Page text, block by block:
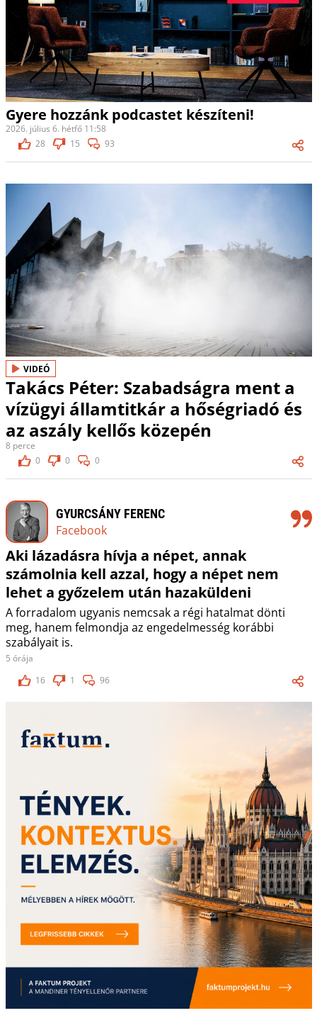
Gyere hozzánk podcastet készíteni!
2026. július 6. hétfő 11:58
28
15 93
VIDEÓ
Takács Péter: Szabadságra ment a
vízügyi államtitkár a hőségriadó és
az aszály kellős közepén
8 perce
0
0 0
GYURCSÁNY FERENC
Facebook
Aki lázadásra hívja a népet, annak
számolnia kell azzal, hogy a népet nem
lehet a győzelem után hazaküldeni
A forradalom ugyanis nemcsak a régi hatalmat dönti
meg, hanem felmondja az engedelmesség korábbi
szabályait is.
5 órája
16
1 96